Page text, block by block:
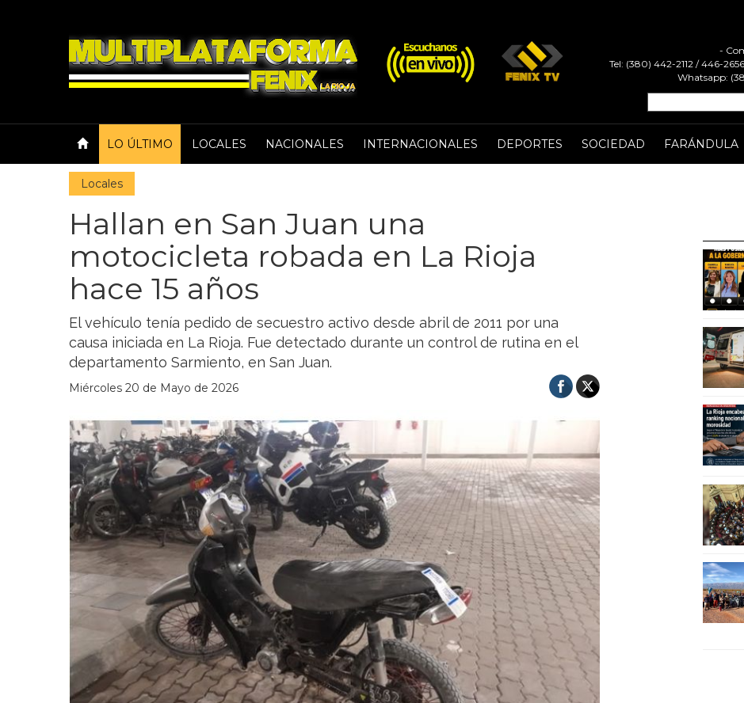
-
Tel: (380) 442-2112 / 446-
Whatsapp:
LO ÚLTIMO LOCALES NACIONALES INTERNACIONALES DEPORTES SOCIEDAD FARÁNDULA
Locales
Hallan en San Juan una
motocicleta robada en La Rioja
hace 15 años
El vehículo tenía pedido de secuestro activo desde abril de 2011 por una
causa iniciada en La Rioja. Fue detectado durante un control de rutina en el
departamento Sarmiento, en San Juan.
Miércoles 20 de Mayo de 2026